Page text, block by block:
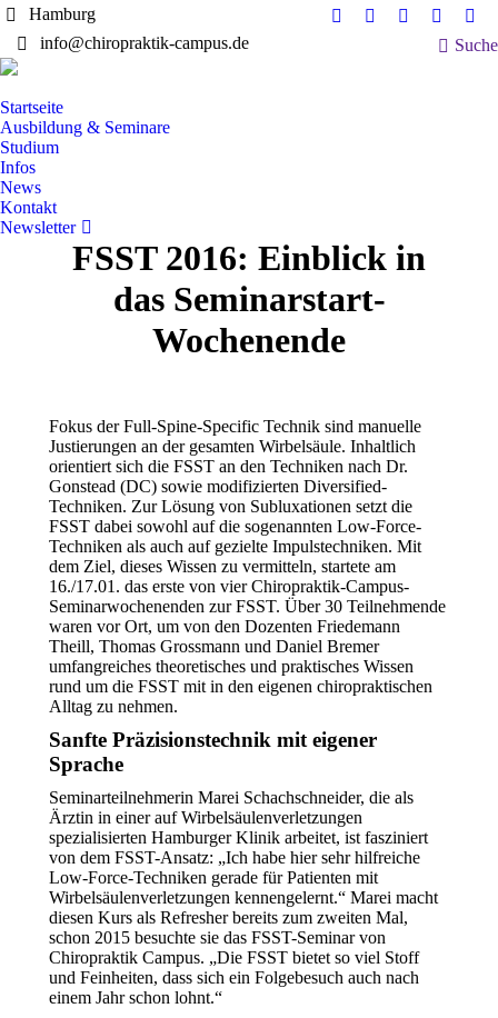
Hamburg
info@chiropraktik-campus.de
FacebookInstagram
YouTube
XING
page
Search:
Suche
Startseite
Ausbildung & Seminare
Studium
Infos
News
Kontakt
Newsletter
FSST 2016: Einblick in
das Seminarstart-
Wochenende
Fokus der Full-Spine-Specific Technik sind manuelle
Justierungen an der gesamten Wirbelsäule. Inhaltlich
orientiert sich die FSST an den Techniken nach Dr.
Gonstead (DC) sowie modifizierten Diversified-
Techniken. Zur Lösung von Subluxationen setzt die
FSST dabei sowohl auf die sogenannten Low-Force-
Techniken als auch auf gezielte Impulstechniken. Mit
dem Ziel, dieses Wissen zu vermitteln, startete am
16./17.01. das erste von vier Chiropraktik-Campus-
Seminarwochenenden zur FSST. Über 30 Teilnehmende
waren vor Ort, um von den Dozenten Friedemann
Theill, Thomas Grossmann und Daniel Bremer
umfangreiches theoretisches und praktisches Wissen
rund um die FSST mit in den eigenen chiropraktischen
Alltag zu nehmen.
Sanfte Präzisionstechnik mit eigener
Sprache
Seminarteilnehmerin Marei Schachschneider, die als
Ärztin in einer auf Wirbelsäulenverletzungen
spezialisierten Hamburger Klinik arbeitet, ist fasziniert
von dem FSST-Ansatz: „Ich habe hier sehr hilfreiche
Low-Force-Techniken gerade für Patienten mit
Wirbelsäulenverletzungen kennengelernt.“ Marei macht
diesen Kurs als Refresher bereits zum zweiten Mal,
schon 2015 besuchte sie das FSST-Seminar von
Chiropraktik Campus. „Die FSST bietet so viel Stoff
und Feinheiten, dass sich ein Folgebesuch auch nach
einem Jahr schon lohnt.“